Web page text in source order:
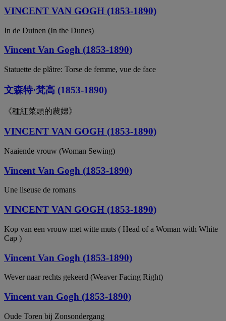
VINCENT VAN GOGH (1853-1890)
In de Duinen (In the Dunes)
Vincent Van Gogh (1853-1890)
Statuette de plâtre: Torse de femme, vue de face
文森特·梵高 (1853-1890)
《種紅菜頭的農婦》
VINCENT VAN GOGH (1853-1890)
Naaiende vrouw (Woman Sewing)
Vincent Van Gogh (1853-1890)
Une liseuse de romans
VINCENT VAN GOGH (1853-1890)
Kop van een vrouw met witte muts ( Head of a Woman with White
Cap )
Vincent Van Gogh (1853-1890)
Wever naar rechts gekeerd (Weaver Facing Right)
Vincent van Gogh (1853-1890)
Oude Toren bij Zonsondergang